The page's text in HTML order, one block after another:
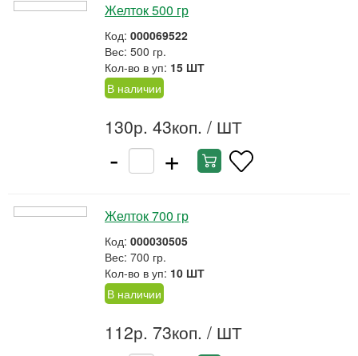
Желток 500 гр
Код: 000069522
Вес: 500 гр.
Кол-во в уп: 15 ШТ
В наличии
130р. 43коп. / ШТ
- +
Желток 700 гр
Код: 000030505
Вес: 700 гр.
Кол-во в уп: 10 ШТ
В наличии
112р. 73коп. / ШТ